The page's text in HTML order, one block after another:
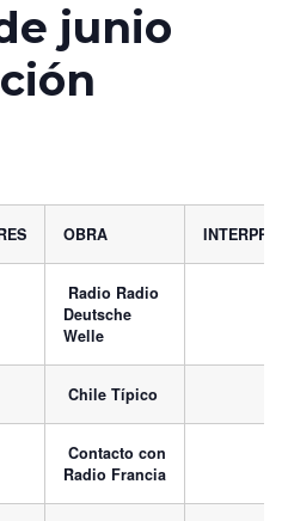
junio
OBRA
Radio Radio
Deutsche
Welle
Chile Típico
Contacto con
Radio Francia